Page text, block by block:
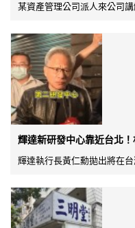
某資產管理公司派人來公司
輝達新研發中心靠近台北
輝達執行長黃仁勳拋出將在